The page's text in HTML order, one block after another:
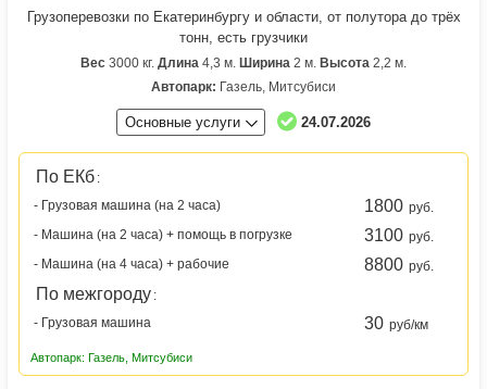
Грузоперевозки по Екатеринбургу и области, от полутора до трёх
тонн, есть грузчики
Вес 3000 кг. Длина 4,3 м. Ширина 2 м. Высота 2,2 м.
Автопарк: Газель, Митсубиси
Основные услуги 24.07.2026
По ЕКб :
- Грузовая машина (на 2 часа)
1800 руб.
- Машина (на 2 часа) + помощь в погрузке
3100 руб.
- Машина (на 4 часа) + рабочие
8800 руб.
По межгороду :
- Грузовая машина
30 руб/км
Автопарк: Газель, Митсубиси